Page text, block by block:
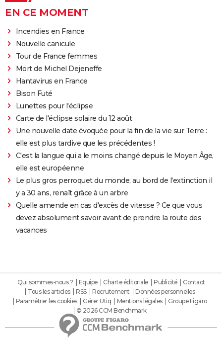
EN CE MOMENT
Incendies en France
Nouvelle canicule
Tour de France femmes
Mort de Michel Dejeneffe
Hantavirus en France
Bison Futé
Lunettes pour l'éclipse
Carte de l'éclipse solaire du 12 août
Une nouvelle date évoquée pour la fin de la vie sur Terre :
elle est plus tardive que les précédentes !
C'est la langue qui a le moins changé depuis le Moyen Âge,
elle est européenne
Le plus gros perroquet du monde, au bord de l'extinction il
y a 30 ans, renaît grâce à un arbre
Quelle amende en cas d'excès de vitesse ? Ce que vous
devez absolument savoir avant de prendre la route des
vacances
Qui sommes-nous ? Equipe Charte éditoriale Publicité
Contact
Tous les articles
RSS Recrutement
Données personnelles
Paramétrer les cookies
Gérer Utiq Mentions légales
Groupe Figaro
© 2026 CCM Benchmark